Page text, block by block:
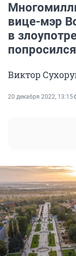
вице-мэр
в
Виктор
20 декабря 2022, 13:15